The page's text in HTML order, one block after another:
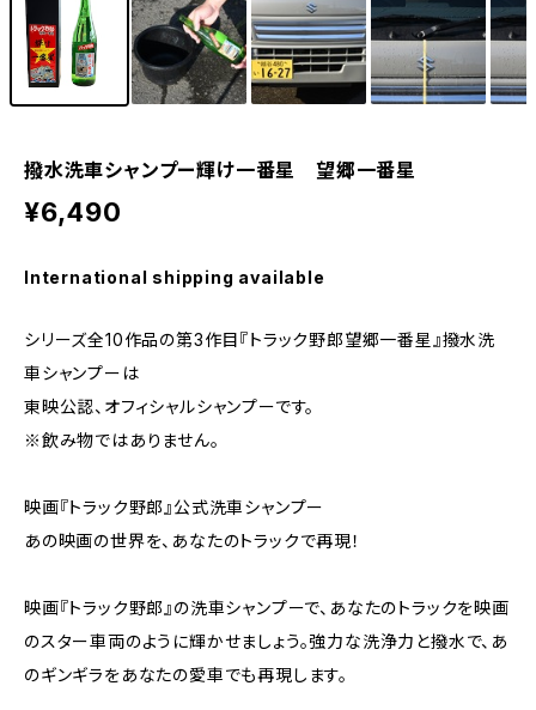
撥水洗車シャンプー輝け一番星 望郷一番星
¥6,490
International shipping available
シリーズ全10作品の第3作目『トラック野郎望郷一番星』撥水洗
車シャンプーは
東映公認、オフィシャルシャンプーです。
※飲み物ではありません。
映画『トラック野郎』公式洗車シャンプー
あの映画の世界を、あなたのトラックで再現！
映画『トラック野郎』の洗車シャンプーで、あなたのトラックを映画
のスター車両のように輝かせましょう。強力な洗浄力と撥水で、あ
のギンギラをあなたの愛車でも再現します。